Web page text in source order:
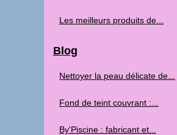
Les meilleurs produits de...
Blog
Nettoyer la peau délicate de...
Fond de teint couvrant :...
By'Piscine : fabricant et...